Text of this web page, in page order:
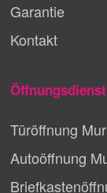
Garantie
Kontakt
Öffnungsdienst
Türöffnung
Autoöffnung